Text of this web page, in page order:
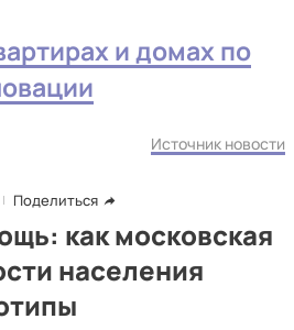
и домах по
Источник новости
Поделиться
как московская
населения